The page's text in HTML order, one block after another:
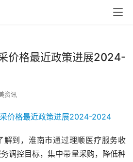
价格最近政策进展2024-
资讯
解到，淮南市通过理顺医疗服务收
调控目标，集中带量采购，降低种